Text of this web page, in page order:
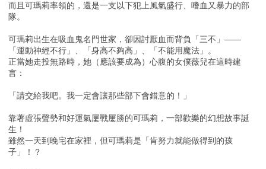
而且可瑪莉率領的，還是一支以下犯上風氣盛行、嗜血又暴力的部
隊。
可瑪莉出生在吸血鬼名門世家，卻因討厭血而背負「三不」——
「運動神經不行」、「身高不夠高」、「不能用魔法」。
正當她走投無路時，她（應該要成為）心腹的女僕薇兒在這時建
言：
「請交給我吧。我一定會讓那些部下會錯意的！」
靠著虛張聲勢和好運氣屢戰屢勝的可瑪莉，一部歡樂的幻想故事誕
生！
雖然一天到晚宅在家裡，但可瑪莉是「肯努力就能做得到的孩
子」！？